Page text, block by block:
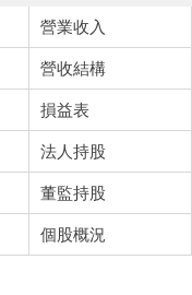
營業收入
營收結構
損益表
法人持股
董監持股
個股概況